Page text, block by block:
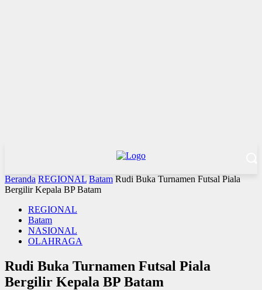
Beranda REGIONAL Batam Rudi Buka Turnamen Futsal Piala
Bergilir Kepala BP Batam
REGIONAL
Batam
NASIONAL
OLAHRAGA
Rudi Buka Turnamen Futsal Piala
Bergilir Kepala BP Batam